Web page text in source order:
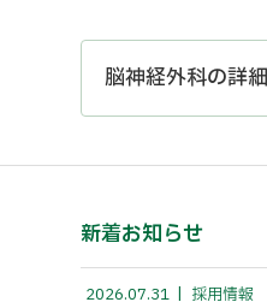
脳神経外科の詳
新着お知らせ
2026.07.31 採用情報